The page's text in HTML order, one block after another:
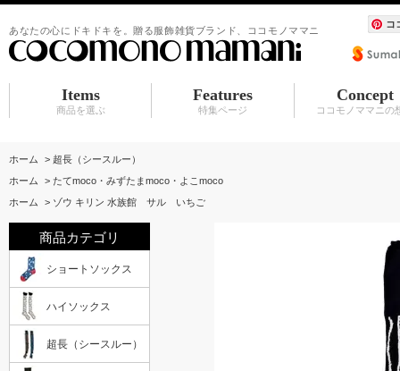
あなたの心にドキドキを。贈る服飾雑貨ブランド、ココモノママニ コ
Items
商品を選ぶ
Features
特集ページ
Concept
ココモノママニの
ホーム > 超長（シースルー）
ホーム
> たてmoco・みずたまmoco・よこmoco
ホーム
> ゾウ キリン 水族館 サル いちご
商品カテゴリ
ショートソックス
ハイソックス
超長（シースルー）